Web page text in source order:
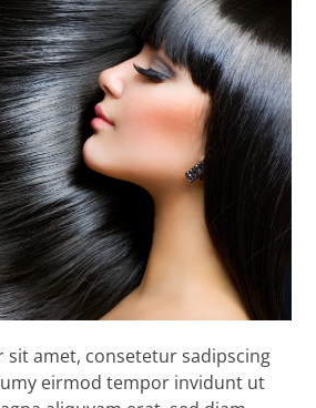
sit amet, consetetur sadipscing
eirmod tempor invidunt ut